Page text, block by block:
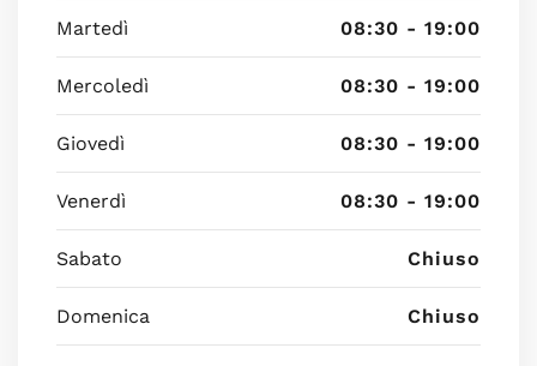
Martedì 08:30 - 19:00
Mercoledì 08:30 - 19:00
Giovedì 08:30 - 19:00
Venerdì 08:30 - 19:00
Sabato Chiuso
Domenica Chiuso